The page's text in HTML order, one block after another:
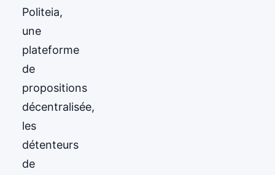
Politeia,
une
plateforme
de
propositions
décentralisée,
les
détenteurs
de